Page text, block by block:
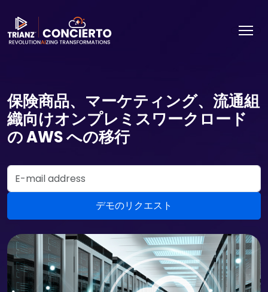
保険商品、マーケティング、流通組
織向けオンプレミスワークロード
の AWS への移行
Email Address